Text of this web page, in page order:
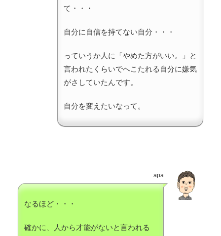
て・・・
自分に自信を持てない自分・・・
っていうか人に「やめた方がいい。」と
言われたくらいでへこたれる自分に嫌気
がさしていたんです。
自分を変えたいなって。
apa
なるほど・・・
確かに、人から才能がないと言われる